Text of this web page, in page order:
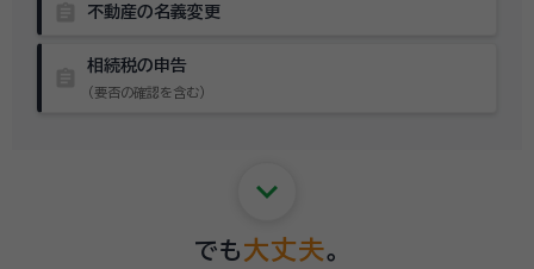
不動産の名義変更
相続税の申告
（要否の確認を含む）
keyboard_arrow_down
でも 大丈夫。